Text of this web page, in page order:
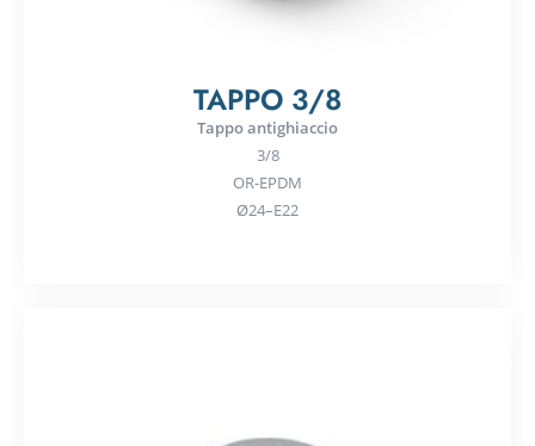
TAPPO 3/8
Tappo antighiaccio
3/8
OR-EPDM
Ø24–E22